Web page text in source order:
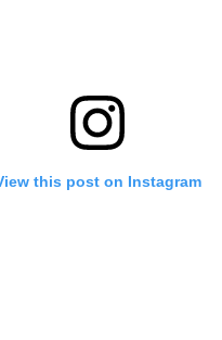
this post on Instagram